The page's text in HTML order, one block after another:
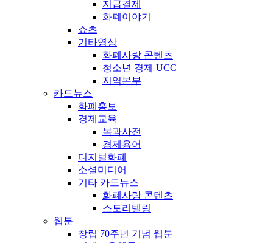
지급결제
화폐이야기
쇼츠
기타영상
화폐사랑 콘텐츠
청소년 경제 UCC
지역본부
카드뉴스
화폐홍보
경제교육
복과사전
경제용어
디지털화폐
소셜미디어
기타 카드뉴스
화폐사랑 콘텐츠
스토리텔링
웹툰
창립 70주년 기념 웹툰